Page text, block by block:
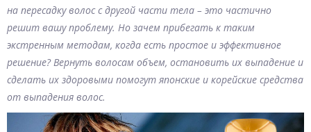
на пересадку волос с другой части тела – это частично
решит вашу проблему. Но зачем прибегать к таким
экстренным методам, когда есть простое и эффективное
решение? Вернуть волосам объем, остановить их выпадение и
сделать их здоровыми помогут японские и корейские средства
от выпадения волос.